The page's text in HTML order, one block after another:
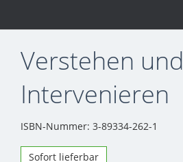
Verstehen und
Intervenieren
ISBN-Nummer: 3-89334-262-1
Sofort lieferbar